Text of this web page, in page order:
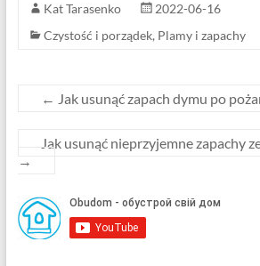
Kat Tarasenko
2022-06-16
Czystość i porządek, Plamy i zapachy
← Jak usunąć zapach dymu po
Jak usunąć nieprzyjemne zapachy
→